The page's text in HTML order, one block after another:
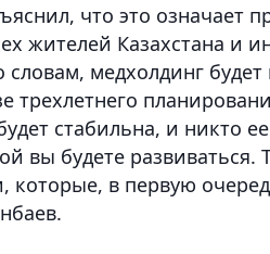
что это означает
жителей Казахстана и
словам, медхолдинг
трехлетнего
стабильна, и никто
вы будете развиваться.
которые, в первую